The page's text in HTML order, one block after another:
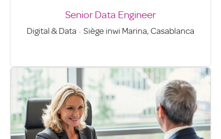
Senior Data Engineer
Digital & Data · Siège inwi Marina, Casablanca